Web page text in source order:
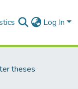
Log In
theses